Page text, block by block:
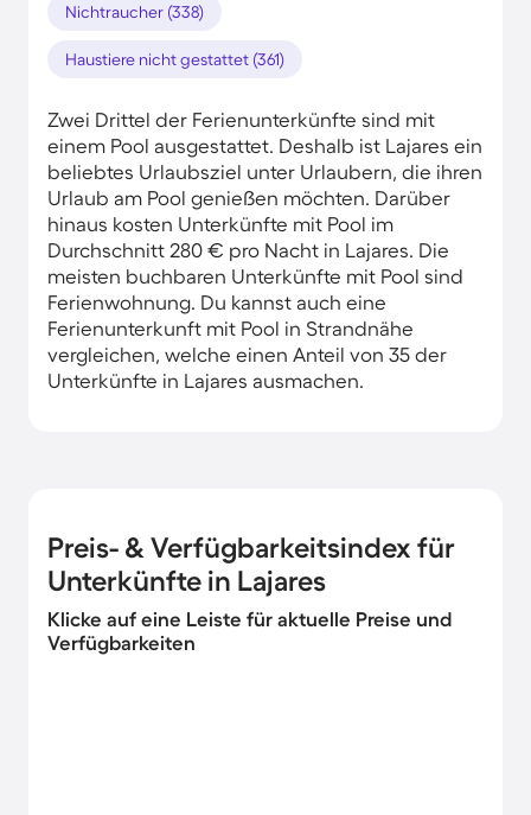
Nichtraucher (338)
Haustiere nicht gestattet (361)
Zwei Drittel der Ferienunterkünfte sind mit
einem Pool ausgestattet. Deshalb ist Lajares ein
beliebtes Urlaubsziel unter Urlaubern, die ihren
Urlaub am Pool genießen möchten. Darüber
hinaus kosten Unterkünfte mit Pool im
Durchschnitt 280 € pro Nacht in Lajares. Die
meisten buchbaren Unterkünfte mit Pool sind
Ferienwohnung. Du kannst auch eine
Ferienunterkunft mit Pool in Strandnähe
vergleichen, welche einen Anteil von 35 der
Unterkünfte in Lajares ausmachen.
Preis- & Verfügbarkeitsindex für
Unterkünfte in Lajares
Klicke auf eine Leiste für aktuelle Preise und
Verfügbarkeiten